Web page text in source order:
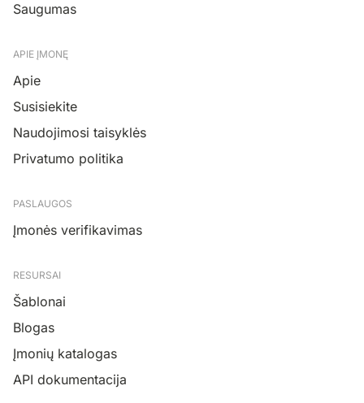
Saugumas
APIE ĮMONĘ
Apie
Susisiekite
Naudojimosi taisyklės
Privatumo politika
PASLAUGOS
Įmonės verifikavimas
RESURSAI
Šablonai
Blogas
Įmonių katalogas
API dokumentacija